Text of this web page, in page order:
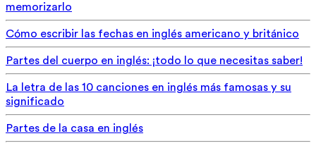
memorizarlo
Cómo escribir las fechas en inglés americano y británico
Partes del cuerpo en inglés: ¡todo lo que necesitas saber!
La letra de las 10 canciones en inglés más famosas y su
significado
Partes de la casa en inglés